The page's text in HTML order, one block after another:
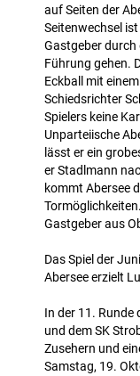
auf Seiten der
Seitenwechsel
Gastgeber durch
Führung gehen.
Eckball mit
Schiedsrichter
Spielers keine
Unparteiische
lässt er ein
er Stadlmann
kommt Abersee
Gastgeber aus
Das Spiel der
Abersee erzielt
In der 11. Runde
und dem SK
Zusehern und
Samstag, 19.